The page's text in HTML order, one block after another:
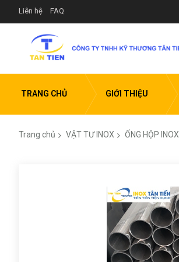
Liên hệ FAQ
TRANG CHỦ GIỚI THIỆU
Trang chủ VẬT TƯ INOX ỐNG HỘP INOX